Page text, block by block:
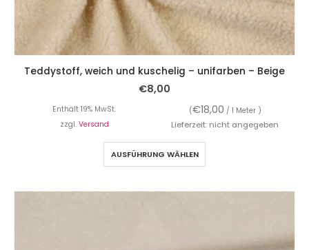
Teddystoff, weich und kuschelig – unifarben – Beige
€8,00
Enthält 19% MwSt. (€18,00 / 1 Meter )
zzgl. Versand Lieferzeit: nicht angegeben
AUSFÜHRUNG WÄHLEN